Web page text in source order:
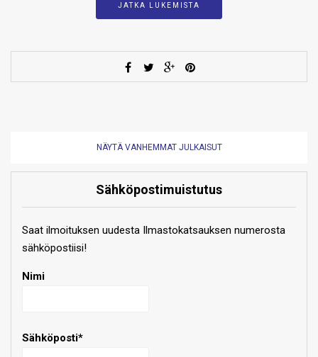
JATKA LUKEMISTA
NÄYTÄ VANHEMMAT JULKAISUT
Sähköpostimuistutus
Saat ilmoituksen uudesta Ilmastokatsauksen numerosta
sähköpostiisi!
Nimi
Sähköposti*